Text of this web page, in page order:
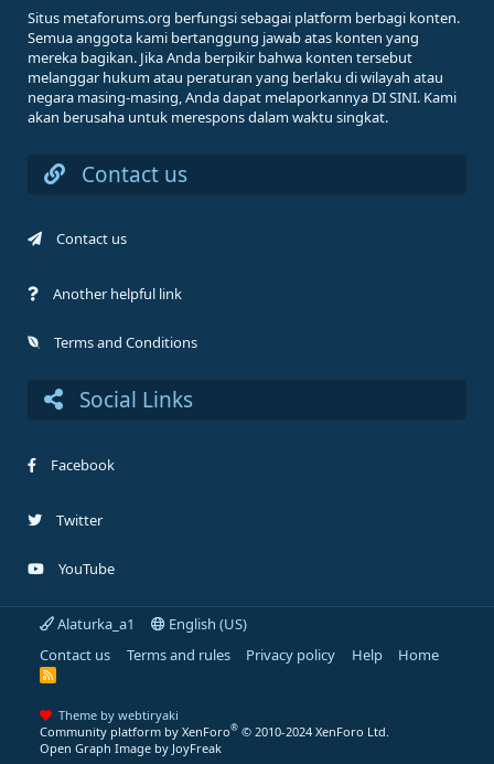
Situs metaforums.org berfungsi sebagai platform berbagi konten.
Semua anggota kami bertanggung jawab atas konten yang
mereka bagikan. Jika Anda berpikir bahwa konten tersebut
melanggar hukum atau peraturan yang berlaku di wilayah atau
negara masing-masing, Anda dapat melaporkannya DI SINI. Kami
akan berusaha untuk merespons dalam waktu singkat.
Contact us
Contact us
Another helpful link
Terms and Conditions
Social Links
Facebook
Twitter
YouTube
Alaturka_a1
English (US)
Contact us
Terms and rules Privacy policy Help Home
R
S
Theme by webtiryaki
Community platform by XenForo® © 2010-2024 XenForo Ltd.
Open Graph Image by JoyFreak